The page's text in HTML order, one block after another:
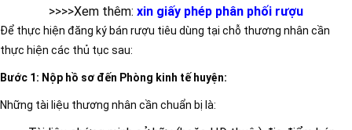
>>>>Xem thêm: xin giấy phép phân phối rượu
Để thực hiện đăng ký bán rượu tiêu dùng tại chỗ thương nhân cần
thực hiện các thủ tục sau:
Bước 1: Nộp hồ sơ đến Phòng kinh tế huyện:
Những tài liệu thương nhân cần chuẩn bị là: